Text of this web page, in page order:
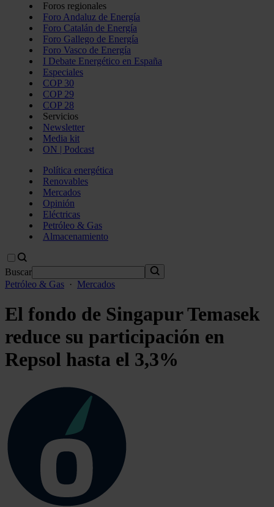
Foros regionales
Foro Andaluz de Energía
Foro Catalán de Energía
Foro Gallego de Energía
Foro Vasco de Energía
I Debate Energético en España
Especiales
COP 30
COP 29
COP 28
Servicios
Newsletter
Media kit
ON | Podcast
Política energética
Renovables
Mercados
Opinión
Eléctricas
Petróleo & Gas
Almacenamiento
Buscar
Petróleo & Gas · Mercados
El fondo de Singapur Temasek
reduce su participación en
Repsol hasta el 3,3%